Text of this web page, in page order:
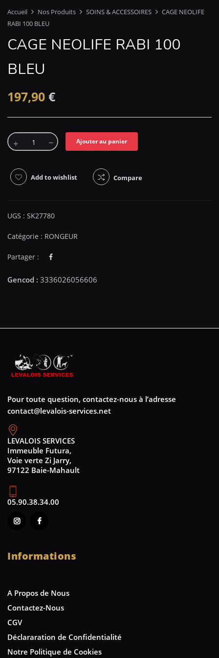
Accueil Nos Produits SOINS & ACCESSOIRES
CAGE NEOLIFE
RABI 100 BLEU
CAGE NEOLIFE RABI 100
BLEU
197,90 €
Ajouter au panier
Add to wishlist Compare
UGS : SK27780
Catégorie : RONGEUR
Partager :
Pour toute question, contactez-nous à l’adresse
contact@levalois-services.net
LEVALOIS SERVICES
Immeuble Futura,
Voie verte Zi Jarry,
97122 Baie-Mahault
05.90.38.34.00
Informations
A Propos de Nous
Contactez-Nous
CGV
Déclararation de Confidentialité
Notre Politique de Cookies